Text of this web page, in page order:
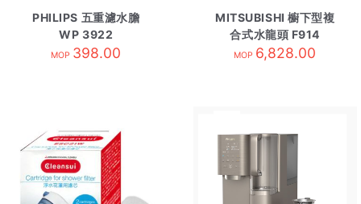
PHILIPS 五重濾水膽
WP 3922
MOP 398.00
MITSUBISHI 櫥下型複
合式水龍頭 F914
MOP 6,828.00